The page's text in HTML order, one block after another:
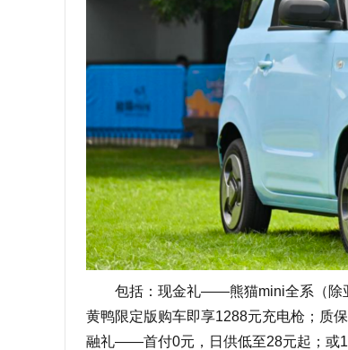
包括：现金礼——熊猫mini全系（除亚
黄鸭限定版购车即享1288元充电枪；质
融礼——首付0元，日供低至28元起；或